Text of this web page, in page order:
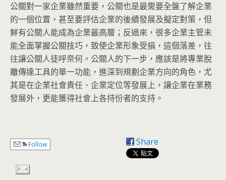
公關對一家企業雖然重要，公關也是最需要全盤了解企業
的一個位置，甚至要評估企業的後續發展及擬定對策，但
鮮有公關人能成為企業最高層；反過來，很多企業主管未
能全面掌握公關技巧，致使企業形象受損，這個落差，往
往讓公關人徒呼奈何。公關人的下一步，應該是將專業脫
離傳達工具的單一功能，進深到規劃企業方向的角色，尤
其是在企業社會責任、企業定位等發展上，讓企業在業務
發展外，更能獲得社會上各持份者的支持。
Follow Share